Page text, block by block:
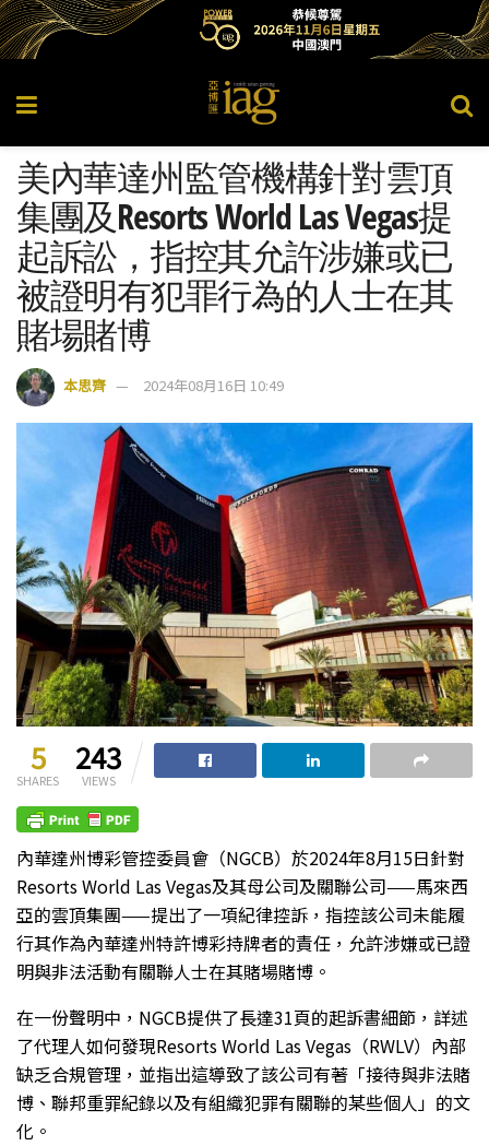
美內華達州監管機構針對雲頂
集團及Resorts World Las Vegas提
起訴訟，指控其允許涉嫌或已
被證明有犯罪行為的人士在其
賭場賭博
本思齊 2024年08月16日 10:49
5
SHARES
243
VIEWS
內華達州博彩管控委員會（NGCB）於2024年8月15日針對
Resorts World Las Vegas及其母公司及關聯公司——馬來西
亞的雲頂集團——提出了一項紀律控訴，指控該公司未能履
行其作為內華達州特許博彩持牌者的責任，允許涉嫌或已證
明與非法活動有關聯人士在其賭場賭博。
在一份聲明中，NGCB提供了長達31頁的起訴書細節，詳述
了代理人如何發現Resorts World Las Vegas（RWLV）內部
缺乏合規管理，並指出這導致了該公司有著「接待與非法賭
博、聯邦重罪紀錄以及有組織犯罪有關聯的某些個人」的文
化。